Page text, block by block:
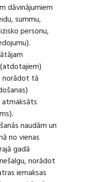
dāvinājumiem
summu,
personu,
norādot tā
atmaksāts
naudām un
no vienas
gadā
norādot
iemaksas